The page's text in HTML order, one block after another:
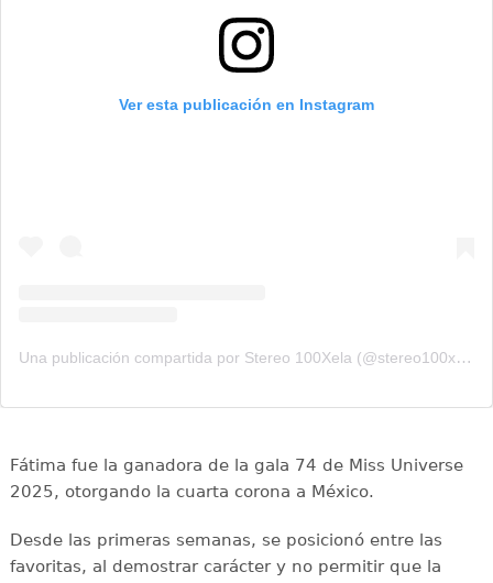
Ver esta publicación en Instagram
Una publicación compartida por Stereo 100Xela (@stereo100xela)
Fátima fue la ganadora de la gala 74 de Miss Universe
2025, otorgando la cuarta corona a México.
Desde las primeras semanas, se posicionó entre las
favoritas, al demostrar carácter y no permitir que la